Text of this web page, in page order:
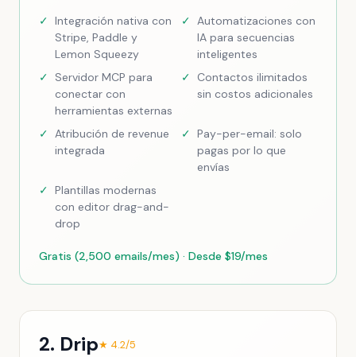
✓ Integración nativa con
Stripe, Paddle y
Lemon Squeezy
✓ Automatizaciones con
IA para secuencias
inteligentes
✓
Servidor MCP para
conectar con
herramientas externas
✓
Contactos ilimitados
sin costos adicionales
✓ Atribución de revenue
integrada
✓ Pay-per-email: solo
pagas por lo que
envías
✓ Plantillas modernas
con editor drag-and-
drop
Gratis (2,500 emails/mes) · Desde $19/mes
2. Drip★ 4.2/5